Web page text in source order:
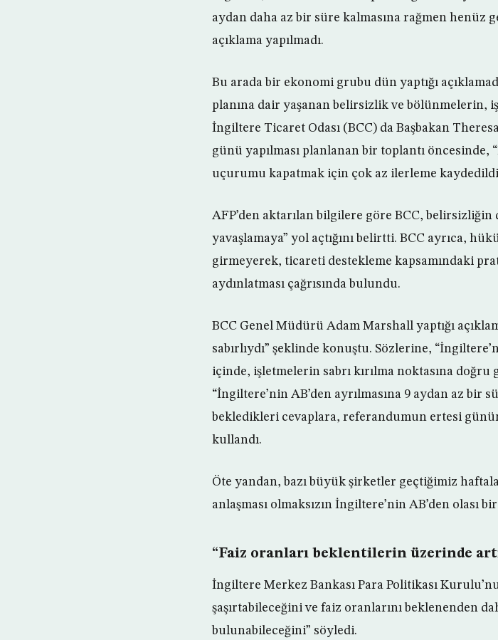
aydan daha az bir süre kalmasına rağmen henüz
açıklama yapılmadı.
Bu arada bir ekonomi grubu dün yaptığı
planına dair yaşanan belirsizlik ve bölünmelerin,
İngiltere Ticaret Odası (BCC) da Başbakan
günü yapılması planlanan bir toplantı
uçurumu kapatmak için çok az ilerleme
AFP’den aktarılan bilgilere göre BCC, belirsizliğin
yavaşlamaya” yol açtığını belirtti. BCC ayrıca,
girmeyerek, ticareti destekleme kapsamındaki
aydınlatması çağrısında bulundu.
BCC Genel Müdürü Adam Marshall yaptığı
sabırlıydı” şeklinde konuştu. Sözlerine,
içinde, işletmelerin sabrı kırılma noktasına
“İngiltere’nin AB’den ayrılmasına 9 aydan az bir
bekledikleri cevaplara, referandumun ertesi
kullandı.
Öte yandan, bazı büyük şirketler geçtiğimiz
anlaşması olmaksızın İngiltere’nin AB’den olası
“Faiz oranları beklentilerin üzerinde
İngiltere Merkez Bankası Para Politikası
şaşırtabileceğini ve faiz oranlarını beklenenden
bulunabileceğini” söyledi.